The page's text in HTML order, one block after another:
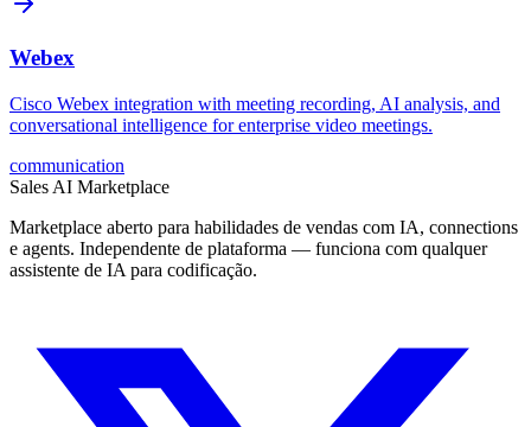
Webex
Cisco Webex integration with meeting recording, AI analysis, and
conversational intelligence for enterprise video meetings.
communication
Sales AI Marketplace
Marketplace aberto para habilidades de vendas com IA, connections
e agents. Independente de plataforma — funciona com qualquer
assistente de IA para codificação.